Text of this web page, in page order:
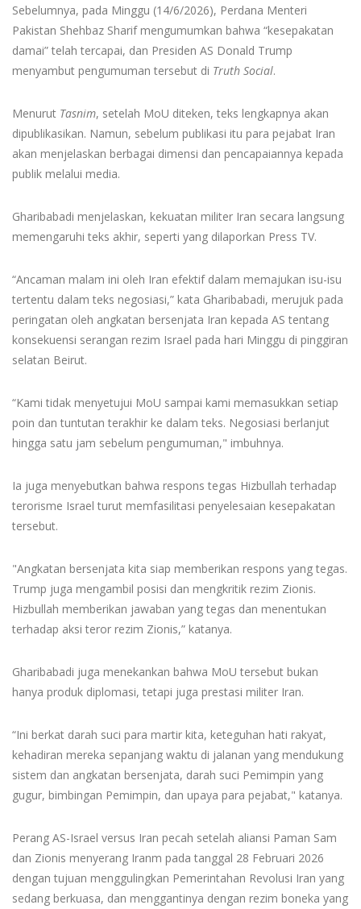
Sebelumnya, pada Minggu (14/6/2026), Perdana Menteri
Pakistan Shehbaz Sharif mengumumkan bahwa “kesepakatan
damai” telah tercapai, dan Presiden AS Donald Trump
menyambut pengumuman tersebut di Truth Social.
Menurut Tasnim, setelah MoU diteken, teks lengkapnya akan
dipublikasikan. Namun, sebelum publikasi itu para pejabat Iran
akan menjelaskan berbagai dimensi dan pencapaiannya kepada
publik melalui media.
Gharibabadi menjelaskan, kekuatan militer Iran secara langsung
memengaruhi teks akhir, seperti yang dilaporkan Press TV.
“Ancaman malam ini oleh Iran efektif dalam memajukan isu-isu
tertentu dalam teks negosiasi,” kata Gharibabadi, merujuk pada
peringatan oleh angkatan bersenjata Iran kepada AS tentang
konsekuensi serangan rezim Israel pada hari Minggu di pinggiran
selatan Beirut.
“Kami tidak menyetujui MoU sampai kami memasukkan setiap
poin dan tuntutan terakhir ke dalam teks. Negosiasi berlanjut
hingga satu jam sebelum pengumuman," imbuhnya.
Ia juga menyebutkan bahwa respons tegas Hizbullah terhadap
terorisme Israel turut memfasilitasi penyelesaian kesepakatan
tersebut.
"Angkatan bersenjata kita siap memberikan respons yang tegas.
Trump juga mengambil posisi dan mengkritik rezim Zionis.
Hizbullah memberikan jawaban yang tegas dan menentukan
terhadap aksi teror rezim Zionis,” katanya.
Gharibabadi juga menekankan bahwa MoU tersebut bukan
hanya produk diplomasi, tetapi juga prestasi militer Iran.
“Ini berkat darah suci para martir kita, keteguhan hati rakyat,
kehadiran mereka sepanjang waktu di jalanan yang mendukung
sistem dan angkatan bersenjata, darah suci Pemimpin yang
gugur, bimbingan Pemimpin, dan upaya para pejabat," katanya.
Perang AS-Israel versus Iran pecah setelah aliansi Paman Sam
dan Zionis menyerang Iranm pada tanggal 28 Februari 2026
dengan tujuan menggulingkan Pemerintahan Revolusi Iran yang
sedang berkuasa, dan menggantinya dengan rezim boneka yang